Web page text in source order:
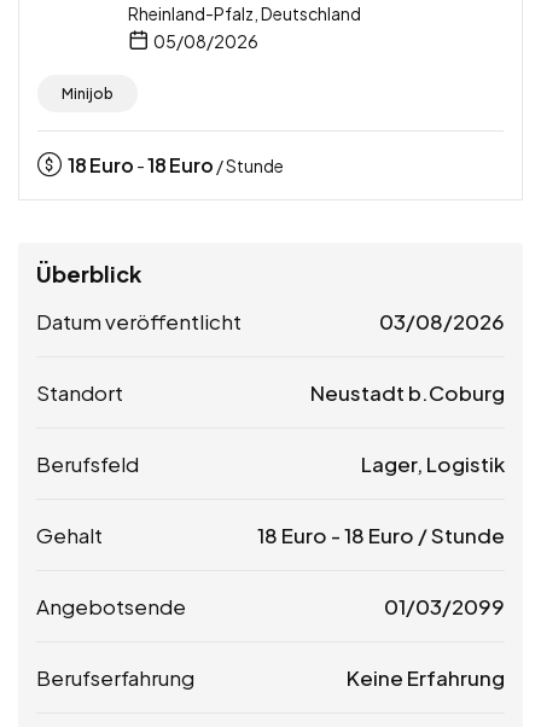
Rheinland-Pfalz, Deutschland
05/08/2026
Minijob
18Euro -18Euro / Stunde
Überblick
Datum veröffentlicht 03/08/2026
Standort Neustadt b.Coburg
Berufsfeld Lager, Logistik
Gehalt 18 Euro -18 Euro / Stunde
Angebotsende 01/03/2099
Berufserfahrung Keine Erfahrung